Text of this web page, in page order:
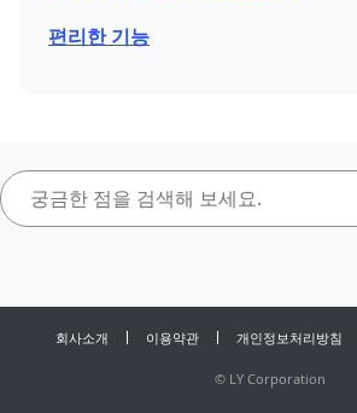
편리한 기능
회사소개 이용약관 개인정보처리방침
© LY Corporation